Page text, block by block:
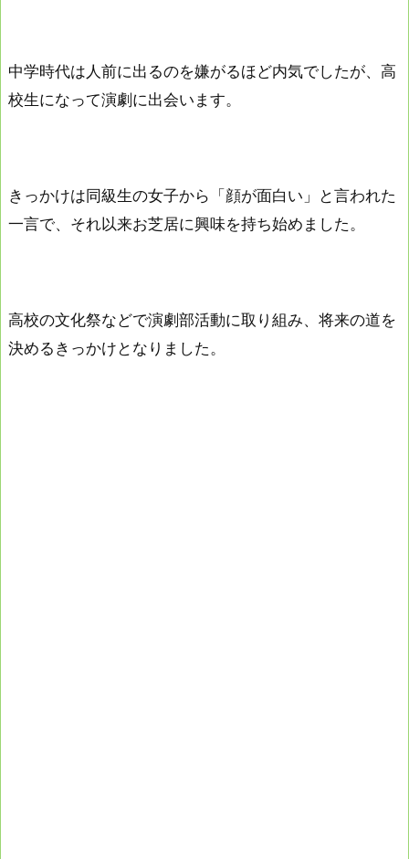
中学時代は人前に出るのを嫌がるほど内気でしたが、高
校生になって演劇に出会います。
きっかけは同級生の女子から「顔が面白い」と言われた
一言で、それ以来お芝居に興味を持ち始めました。
高校の文化祭などで演劇部活動に取り組み、将来の道を
決めるきっかけとなりました。